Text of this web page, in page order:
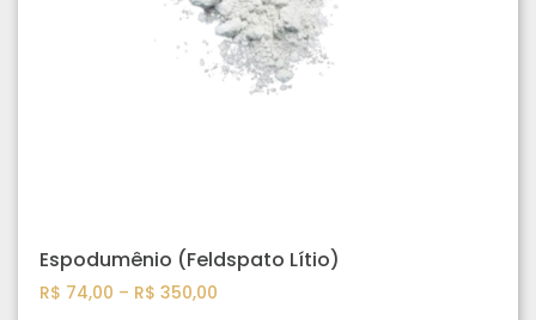
Espodumênio (Feldspato Lítio)
R$ 74,00 – R$ 350,00